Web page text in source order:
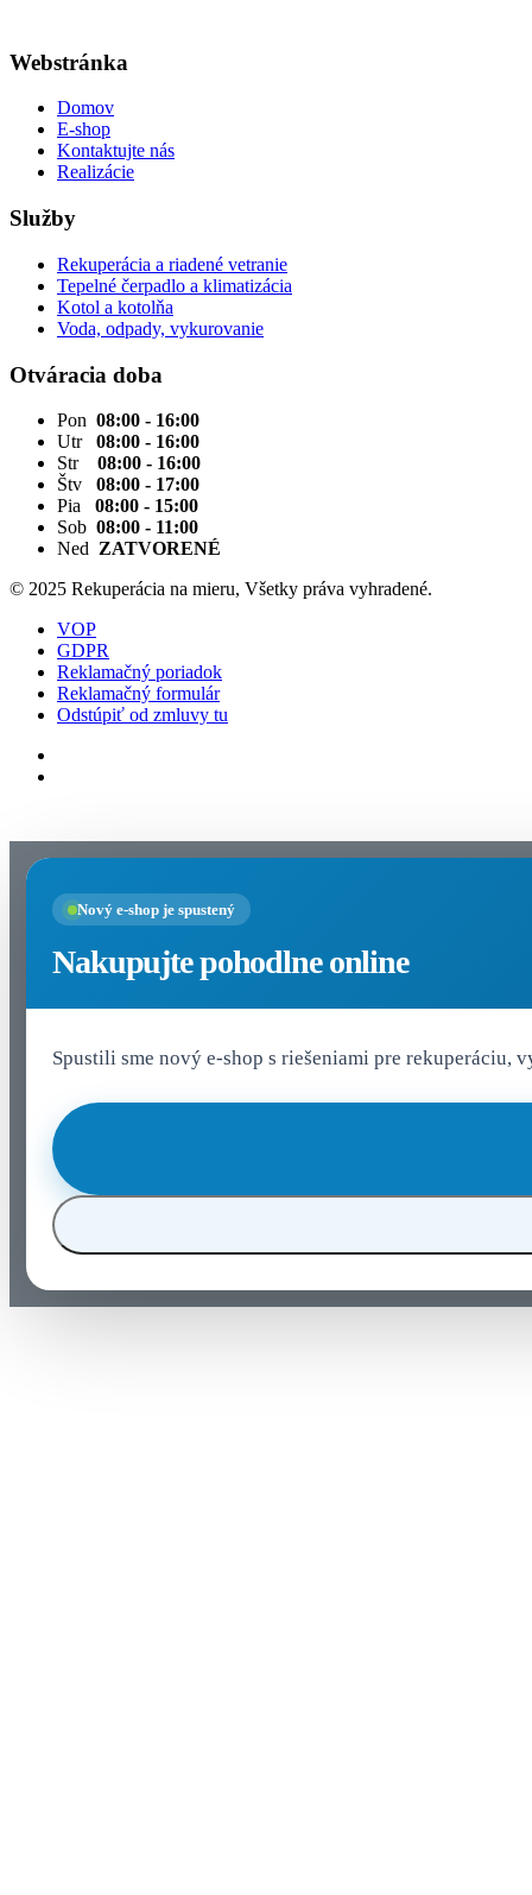
Webstránka
Domov
E-shop
Kontaktujte nás
Realizácie
Služby
Rekuperácia a riadené vetranie
Tepelné čerpadlo a klimatizácia
Kotol a kotolňa
Voda, odpady, vykurovanie
Otváracia doba
Pon 08:00 - 16:00
Utr 08:00 - 16:00
Str 08:00 - 16:00
Štv 08:00 - 17:00
Pia 08:00 - 15:00
Sob 08:00 - 11:00
Ned ZATVORENÉ
© 2025 Rekuperácia na mieru, Všetky práva vyhradené.
VOP
GDPR
Reklamačný poriadok
Reklamačný formulár
Odstúpiť od zmluvy tu
Nový e-shop je spustený
Nakupujte pohodlne online
Spustili sme nový e-shop s riešeniami pre rekuperáciu,